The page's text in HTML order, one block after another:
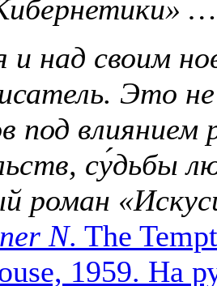
…
над своим
Это
под
су́дьбы
роман
N. The
1959. На